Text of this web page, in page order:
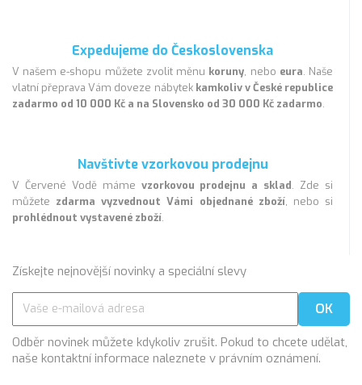
Expedujeme do Československa
V našem e-shopu můžete zvolit měnu koruny, nebo eura. Naše
vlatní přeprava Vám doveze nábytek kamkoliv v České republice
zadarmo od 10 000 Kč a na Slovensko od 30 000 Kč zadarmo.
Navštivte vzorkovou prodejnu
V Červené Vodě máme vzorkovou prodejnu a sklad. Zde si
můžete zdarma vyzvednout Vámi objednané zboží, nebo si
prohlédnout vystavené zboží.
Získejte nejnovější novinky a speciální slevy
Odběr novinek můžete kdykoliv zrušit. Pokud to chcete udělat,
naše kontaktní informace naleznete v právním oznámení.